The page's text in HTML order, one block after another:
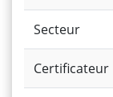
Secteur
Certificateur